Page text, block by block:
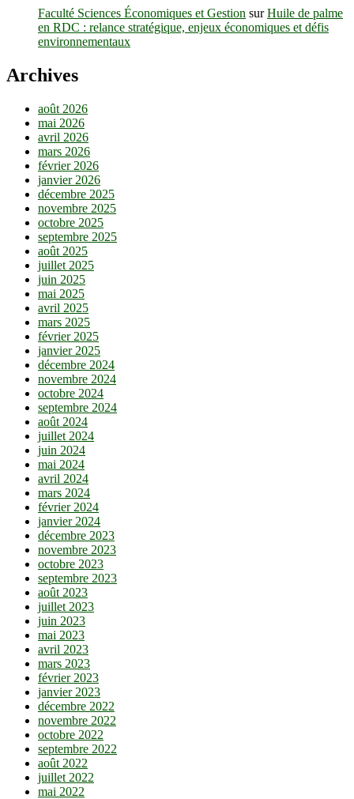
Faculté Sciences Économiques et Gestion surHuile de palme
en RDC : relance stratégique, enjeux économiques et défis
environnementaux
Archives
août 2026
mai 2026
avril 2026
mars 2026
février 2026
janvier 2026
décembre 2025
novembre 2025
octobre 2025
septembre 2025
août 2025
juillet 2025
juin 2025
mai 2025
avril 2025
mars 2025
février 2025
janvier 2025
décembre 2024
novembre 2024
octobre 2024
septembre 2024
août 2024
juillet 2024
juin 2024
mai 2024
avril 2024
mars 2024
février 2024
janvier 2024
décembre 2023
novembre 2023
octobre 2023
septembre 2023
août 2023
juillet 2023
juin 2023
mai 2023
avril 2023
mars 2023
février 2023
janvier 2023
décembre 2022
novembre 2022
octobre 2022
septembre 2022
août 2022
juillet 2022
mai 2022